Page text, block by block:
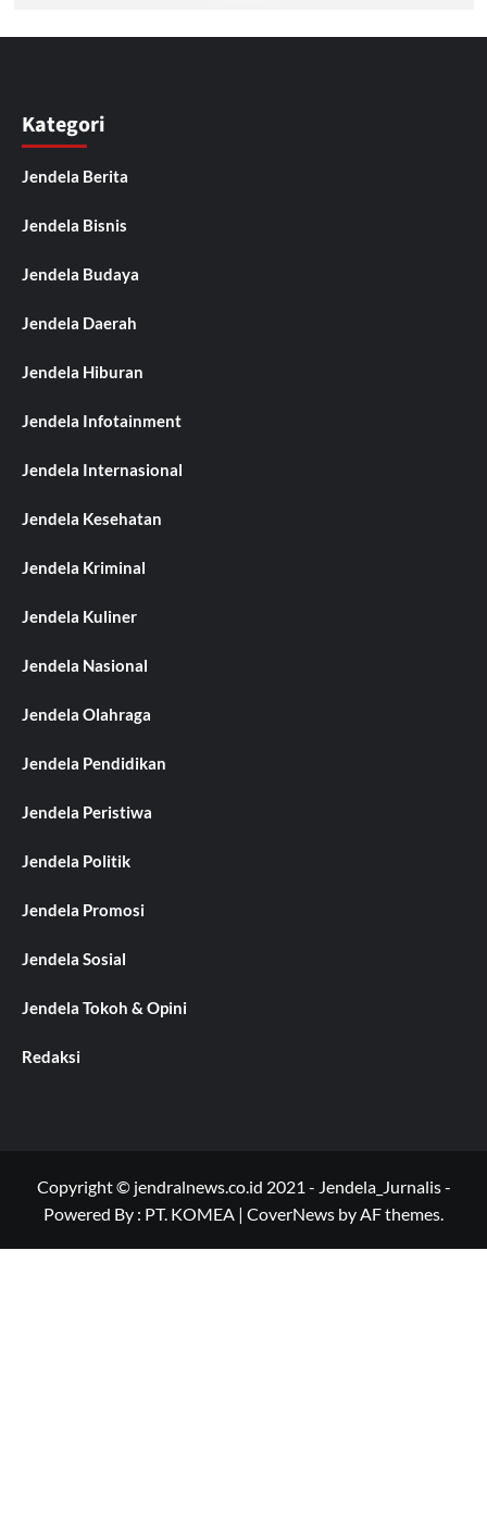
Kategori
Jendela Berita
Jendela Bisnis
Jendela Budaya
Jendela Daerah
Jendela Hiburan
Jendela Infotainment
Jendela Internasional
Jendela Kesehatan
Jendela Kriminal
Jendela Kuliner
Jendela Nasional
Jendela Olahraga
Jendela Pendidikan
Jendela Peristiwa
Jendela Politik
Jendela Promosi
Jendela Sosial
Jendela Tokoh & Opini
Redaksi
Copyright © jendralnews.co.id 2021 - Jendela_Jurnalis -
Powered By : PT. KOMEA | CoverNews by AF themes.